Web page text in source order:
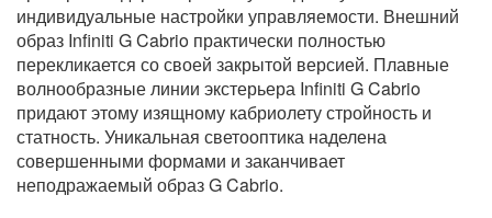
индивидуальные настройки управляемости. Внешний
образ Infiniti G Cabrio практически полностью
перекликается со своей закрытой версией. Плавные
волнообразные линии экстерьера Infiniti G Cabrio
придают этому изящному кабриолету стройность и
статность. Уникальная светооптика наделена
совершенными формами и заканчивает
неподражаемый образ G Cabrio.